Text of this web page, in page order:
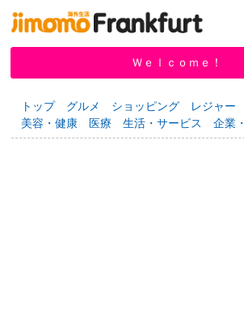
新規登録
掲示板 タウン情報 教えて！
Ｗｅｌｃｏｍｅ！
トップ グルメ ショッピング レジャー
美容・健康
医療 生活・サービス 企業